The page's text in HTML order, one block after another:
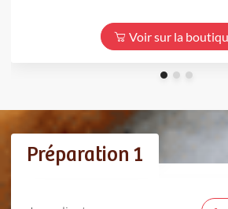
Voir sur la
Préparation 1